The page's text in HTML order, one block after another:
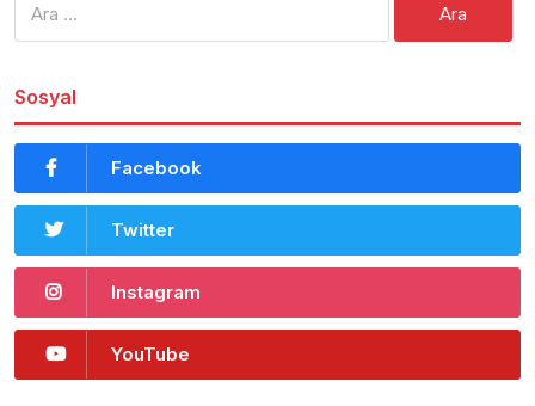
Sosyal
Facebook
Twitter
Instagram
YouTube